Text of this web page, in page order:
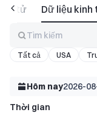
tử Dữ liệu kinh
Tìm kiếm
Tất cả USA
Thổ Nhĩ Kỳ
Khác
Hôm nay2026-
Thời gian